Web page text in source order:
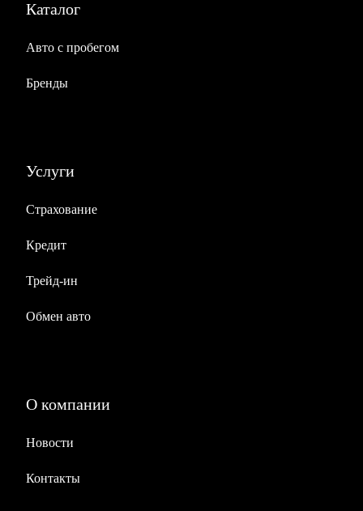
Каталог
Авто с пробегом
Бренды
Услуги
Страхование
Кредит
Трейд-ин
Обмен авто
О компании
Новости
Контакты